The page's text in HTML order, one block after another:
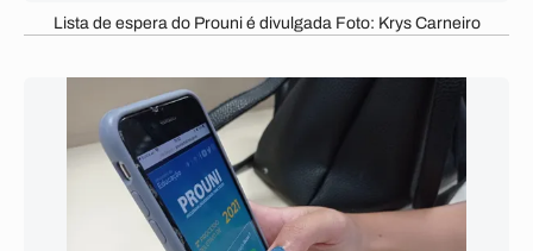
Lista de espera do Prouni é divulgada Foto: Krys Carneiro